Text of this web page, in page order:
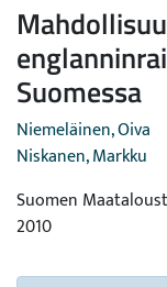
Suomessa
Niemeläinen, Oiva
Niskanen, Markku
Suomen
2010